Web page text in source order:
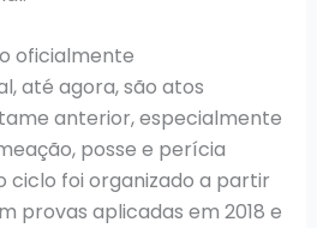
oficialmente
até agora, são atos
anterior, especialmente
posse e perícia
ciclo foi organizado a partir
provas aplicadas em 2018 e